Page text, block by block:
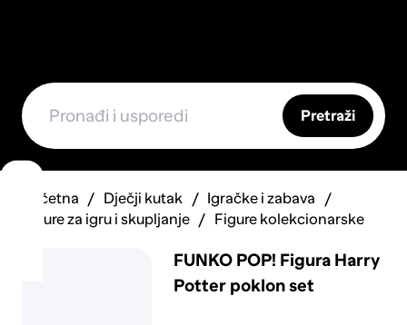
Pretraži
Početna Dječji kutak
Igračke i zabava
Figure za igru i skupljanje
Figure kolekcionarske
FUNKO POP! Figura Harry
Potter poklon set